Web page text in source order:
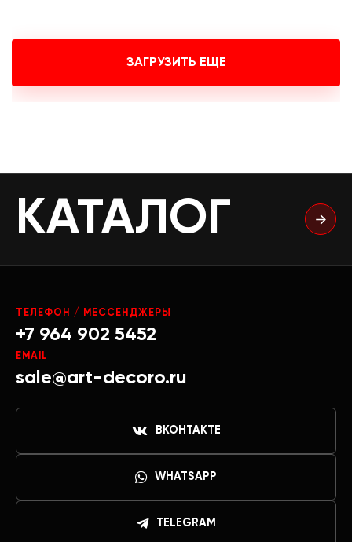
ЗАГРУЗИТЬ ЕЩЕ
КАТАЛОГ
ТЕЛЕФОН / МЕССЕНДЖЕРЫ
+7 964 902 5452
EMAIL
sale@art-decoro.ru
ВКОНТАКТЕ
WHATSAPP
TELEGRAM